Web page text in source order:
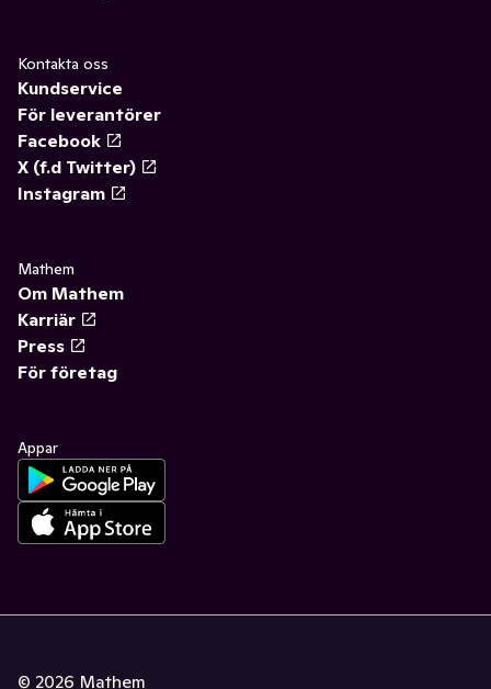
Kontakta oss
Kundservice
För leverantörer
Facebook
X (f.d Twitter)
Instagram
Mathem
Om Mathem
Karriär
Press
För företag
Appar
© 2026 Mathem